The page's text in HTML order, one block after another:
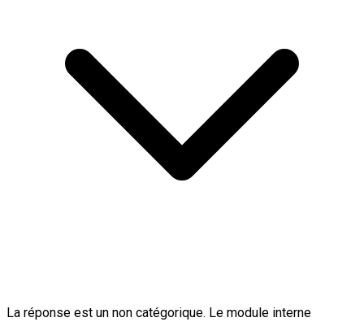
La réponse est un non catégorique. Le module interne